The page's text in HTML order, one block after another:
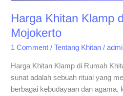
Harga Khitan Klamp
Mojokerto
1 Comment /Tentang Khitan /
Harga Khitan Klamp di Rumah
sunat adalah sebuah ritual yang
berbagai kebudayaan dan agama,